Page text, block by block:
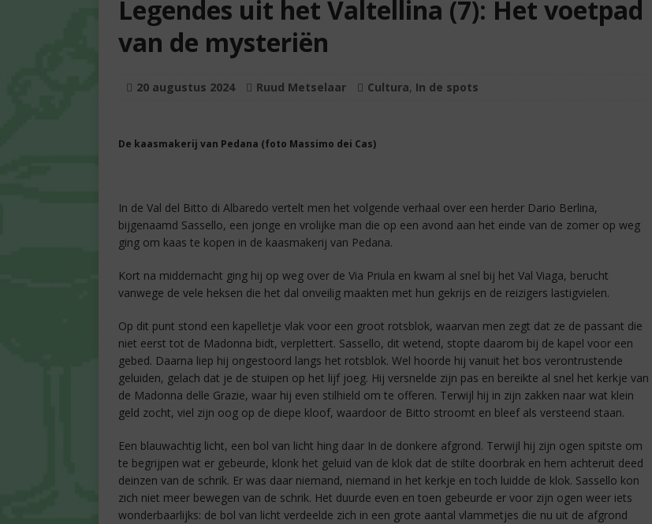
Legendes uit het Valtellina (7): Het voetpad
van de mysteriën
20 augustus 2024 Ruud Metselaar Cultura, In de spots
De kaasmakerij van Pedana (foto Massimo dei Cas)
In de Val del Bitto di Albaredo vertelt men het volgende verhaal over een herder Dario Berlina,
bijgenaamd Sassello, een jonge en vrolijke man die op een avond aan het einde van de zomer op weg
ging om kaas te kopen in de kaasmakerij van Pedana.
Kort na middernacht ging hij op weg over de Via Priula en kwam al snel bij het Val Viaga, berucht
vanwege de vele heksen die het dal onveilig maakten met hun gekrijs en de reizigers lastigvielen.
Op dit punt stond een kapelletje vlak voor een groot rotsblok, waarvan men zegt dat ze de passant die
niet eerst tot de Madonna bidt, verplettert. Sassello, dit wetend, stopte daarom bij de kapel voor een
gebed. Daarna liep hij ongestoord langs het rotsblok. Wel hoorde hij vanuit het bos verontrustende
geluiden, gelach dat je de stuipen op het lijf joeg. Hij versnelde zijn pas en bereikte al snel het kerkje van
de Madonna delle Grazie, waar hij even stilhield om te offeren. Terwijl hij in zijn zakken naar wat klein
geld zocht, viel zijn oog op de diepe kloof, waardoor de Bitto stroomt en bleef als versteend staan.
Een blauwachtig licht, een bol van licht hing daar In de donkere afgrond. Terwijl hij zijn ogen spitste om
te begrijpen wat er gebeurde, klonk het geluid van de klok dat de stilte doorbrak en hem achteruit deed
deinzen van de schrik. Er was daar niemand, niemand in het kerkje en toch luidde de klok. Sassello kon
zich niet meer bewegen van de schrik. Het duurde even en toen gebeurde er voor zijn ogen weer iets
wonderbaarlijks: de bol van licht verdeelde zich in een grote aantal vlammetjes die nu uit de afgrond